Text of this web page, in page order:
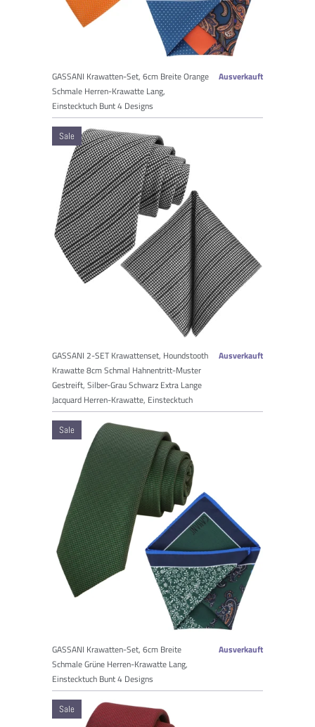
GASSANI Krawatten-Set, 6cm Breite Orange
Schmale Herren-Krawatte Lang,
Einstecktuch Bunt 4 Designs
Ausverkauft
GASSANI 2-SET Krawattenset, Houndstooth
Krawatte 8cm Schmal Hahnentritt-Muster
Gestreift, Silber-Grau Schwarz Extra Lange
Jacquard Herren-Krawatte, Einstecktuch
Ausverkauft
Sale
GASSANI Krawatten-Set, 6cm Breite
Schmale Grüne Herren-Krawatte Lang,
Einstecktuch Bunt 4 Designs
Ausverkauft
Sale
Sale